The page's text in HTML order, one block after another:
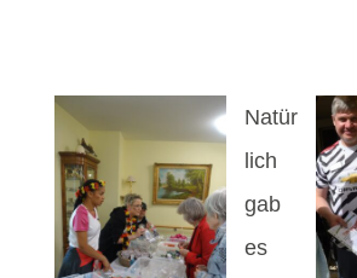
Natür
lich
gab
es